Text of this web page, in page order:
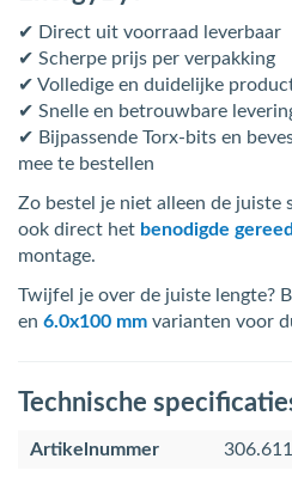
✔ Direct uit voorraad leverbaar
✔ Scherpe prijs per verpakking
✔ Volledige en duidelijke
✔ Snelle en betrouwbare
✔ Bijpassende Torx-bits en
mee te bestellen
Zo bestel je niet alleen de juiste
ook direct het benodigde
montage.
Twijfel je over de juiste lengte?
en 6.0x100 mm varianten voor
Technische
Artikelnummer